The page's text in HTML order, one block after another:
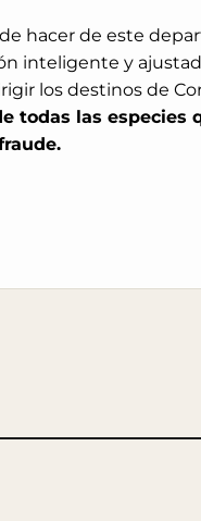
hacer de este
inteligente y
los destinos de
todas las especies